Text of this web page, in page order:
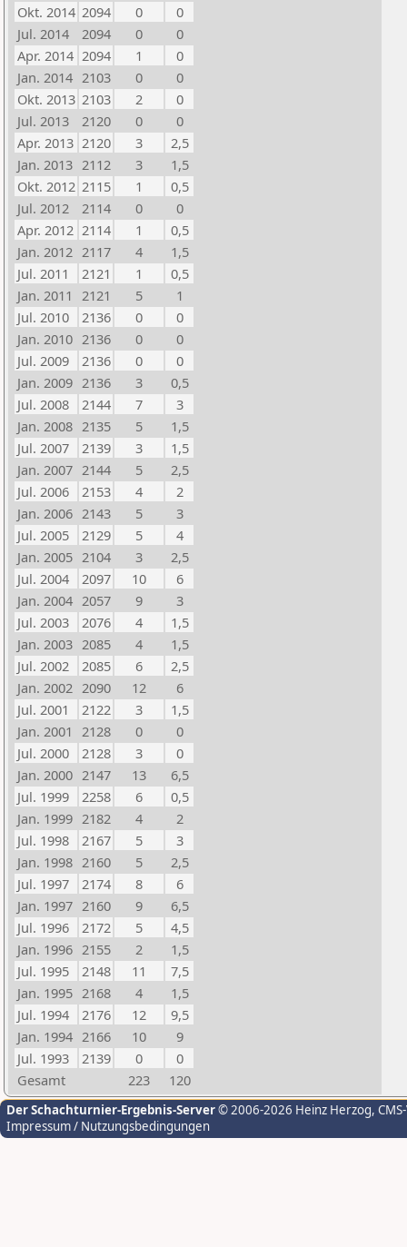
Okt. 2014 2094 0
0
Jul. 2014
2094 0
0
Apr. 2014 2094 1
0
Jan. 2014 2103 0
0
Okt. 2013 2103 2
0
Jul. 2013
2120 0
0
Apr. 2013 2120 3
2,5
Jan. 2013 2112 3
1,5
Okt. 2012 2115 1
0,5
Jul. 2012
2114 0
0
Apr. 2012 2114 1
0,5
Jan. 2012 2117 4
1,5
Jul. 2011
2121 1
0,5
Jan. 2011 2121 5
1
Jul. 2010
2136 0
0
Jan. 2010 2136 0
0
Jul. 2009
2136 0
0
Jan. 2009 2136 3
0,5
Jul. 2008
2144 7
3
Jan. 2008 2135 5
1,5
Jul. 2007
2139 3
1,5
Jan. 2007 2144 5
2,5
Jul. 2006
2153 4
2
Jan. 2006 2143 5
3
Jul. 2005
2129 5
4
Jan. 2005 2104 3
2,5
Jul. 2004
2097 10
6
Jan. 2004 2057 9
3
Jul. 2003
2076 4
1,5
Jan. 2003 2085 4
1,5
Jul. 2002
2085 6
2,5
Jan. 2002 2090 12
6
Jul. 2001
2122 3
1,5
Jan. 2001 2128 0
0
Jul. 2000
2128 3
0
Jan. 2000 2147 13
6,5
Jul. 1999
2258 6
0,5
Jan. 1999 2182 4
2
Jul. 1998
2167 5
3
Jan. 1998 2160 5
2,5
Jul. 1997
2174 8
6
Jan. 1997 2160 9
6,5
Jul. 1996
2172 5
4,5
Jan. 1996 2155 2
1,5
Jul. 1995
2148 11
7,5
Jan. 1995 2168 4
1,5
Jul. 1994
2176 12
9,5
Jan. 1994 2166 10
9
Jul. 1993
2139 0
0
Gesamt
223 120
Der Schachturnier-Ergebnis-Server© 2006-2026 Heinz Herzog,
Impressum / Nutzungsbedingungen